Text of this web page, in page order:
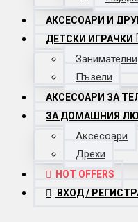
АКСЕСОАРИ И
ДЕТСКИ ИГРАЧКИ
Занимателни
Пъзели
АКСЕСОАРИ ЗА
ЗА ДОМАШНИЯ
Аксесоари
Дрехи
HOT OFFERS
ВХОД /